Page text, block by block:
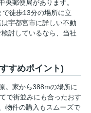
央郵便局があります。
徒歩13分の場所に立
宇都宮市に詳しい不動
討しているなら、当社
すめポイント)
。家から388mの場所に
で街並みにも合ったおす
物件の購入もスムーズで